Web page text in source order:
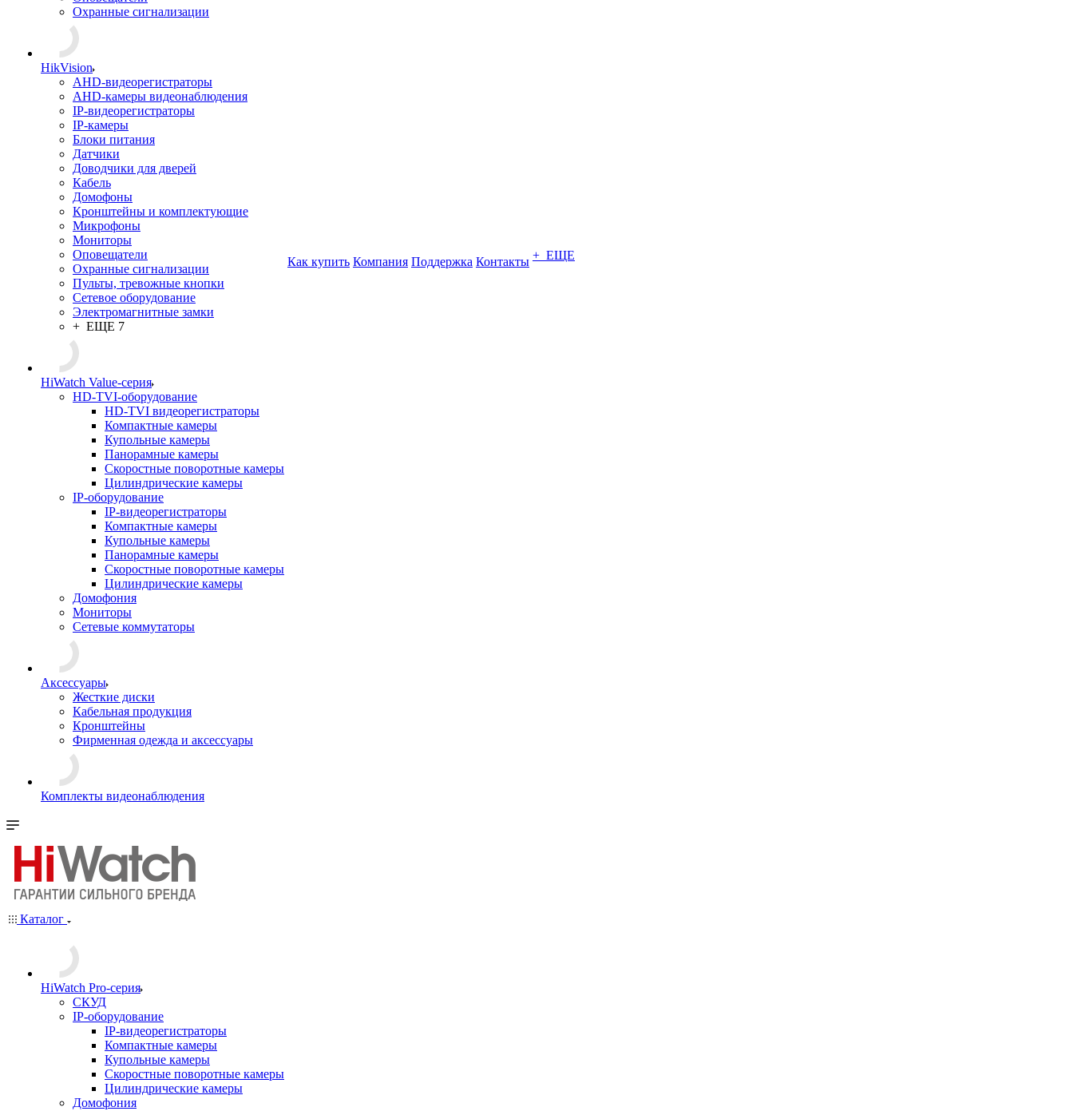
Охранные сигнализации
HikVision
AHD-видеорегистраторы
AHD-камеры видеонаблюдения
IP-видеорегистраторы
IP-камеры
Блоки питания
Датчики
Доводчики для дверей
Кабель
Домофоны
Кронштейны и комплектующие
Микрофоны
Мониторы
Оповещатели
Охранные сигнализации
Пульты, тревожные кнопки
Сетевое оборудование
Электромагнитные замки
+ ЕЩЕ 7
HiWatch Value-серия
HD-TVI-оборудование
HD-TVI видеорегистраторы
Компактные камеры
Купольные камеры
Панорамные камеры
Скоростные поворотные камеры
Цилиндрические камеры
IP-оборудование
IP-видеорегистраторы
Компактные камеры
Купольные камеры
Панорамные камеры
Скоростные поворотные камеры
Цилиндрические камеры
Домофония
Мониторы
Сетевые коммутаторы
Аксессуары
Жесткие диски
Кабельная продукция
Кронштейны
Фирменная одежда и аксессуары
Комплекты видеонаблюдения
Как купить Компания Поддержка Контакты + ЕЩЕ
Каталог
HiWatch Pro-серия
CКУД
IP-оборудование
IP-видеорегистраторы
Компактные камеры
Купольные камеры
Скоростные поворотные камеры
Цилиндрические камеры
Домофония